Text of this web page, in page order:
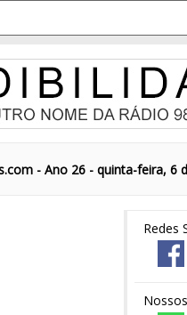
- Ano 26 - quinta-feira, 6
Redes